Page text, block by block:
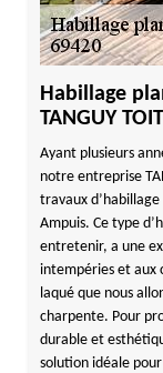
Habillage
TANGUY
Ayant plusieurs
notre entreprise
travaux
Ampuis. Ce type
entretenir, a une
intempéries et aux
laqué que nous
charpente. Pour
durable et
solution idéale pour